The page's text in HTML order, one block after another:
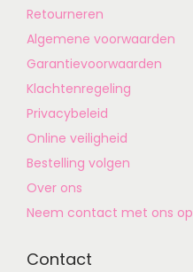
Retourneren
Algemene voorwaarden
Garantievoorwaarden
Klachtenregeling
Privacybeleid
Online veiligheid
Bestelling volgen
Over ons
Neem contact met ons op
Contact